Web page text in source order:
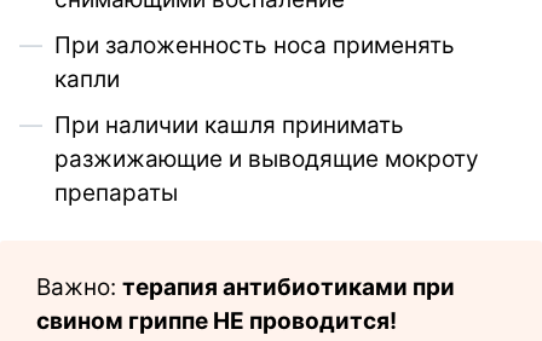
При заложенность носа применять
капли
При наличии кашля принимать
разжижающие и выводящие мокроту
препараты
Важно: терапия антибиотиками при
свином гриппе НЕ проводится!